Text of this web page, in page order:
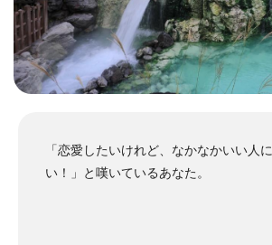
「恋愛したいけれど、なかなかいい人
い！」と嘆いているあなた。